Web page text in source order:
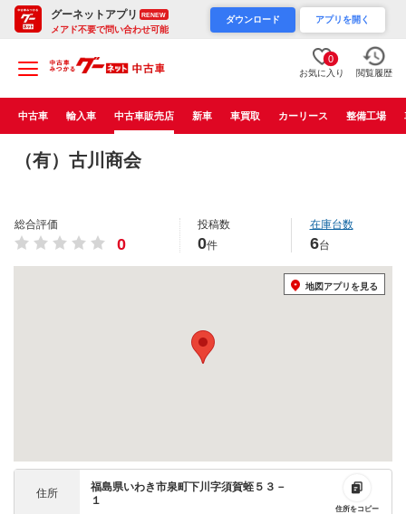
グーネットアプリ RENEW
メアド不要で問い合わせ可能
ダウンロード アプリを開く
0
お気に入り 閲覧履歴
中古車 輸入車 中古車販売店 新車 車買取 カーリース 整備工場
（有）古川商会
総合評価
0
投稿数
0件
在庫台数
6台
地図アプリを見る
住所
福島県いわき市泉町下川字須賀蛭５３－
１
住所をコピー